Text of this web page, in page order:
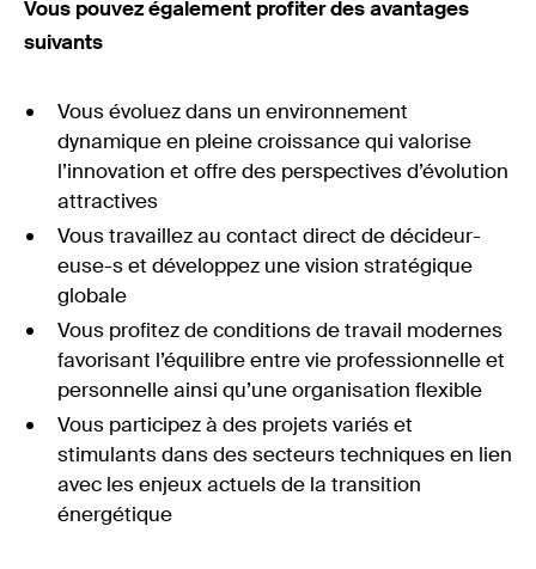
Vous pouvez également profiter des avantages
suivants
Vous évoluez dans un environnement
dynamique en pleine croissance qui valorise
l’innovation et offre des perspectives d’évolution
attractives
Vous travaillez au contact direct de décideur-
euse-s et développez une vision stratégique
globale
Vous profitez de conditions de travail modernes
favorisant l’équilibre entre vie professionnelle et
personnelle ainsi qu’une organisation flexible
Vous participez à des projets variés et
stimulants dans des secteurs techniques en lien
avec les enjeux actuels de la transition
énergétique